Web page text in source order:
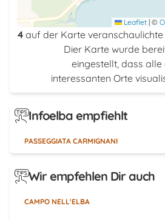
Leaflet | ©
4 auf der Karte
Dier Karte wurde
eingestellt, dass
interessanten Orte
Infoelba empfiehlt
PASSEGGIATA CARMIGNANI
Wir empfehlen Dir auch
CAMPO NELL'ELBA